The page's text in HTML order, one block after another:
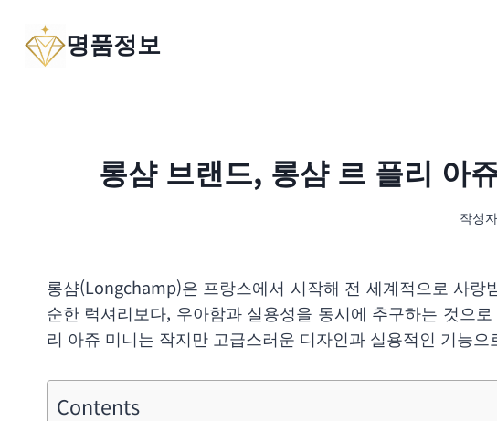
content
명품정보
롱샴 브랜드, 롱샴 르 플리 아
작성
롱샴(Longchamp)은 프랑스에서 시작해 전 세계적으로 사랑
순한 럭셔리보다, 우아함과 실용성을 동시에 추구하는 것으
리 아쥬 미니는 작지만 고급스러운 디자인과 실용적인 기능
Contents